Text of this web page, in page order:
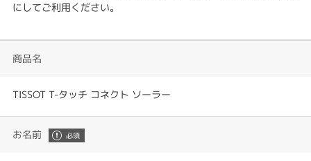
にしてご利用ください。
商品名
TISSOT T-タッチ コネクト ソーラー
お名前